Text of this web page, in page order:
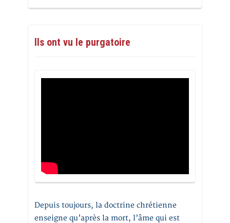
Ils ont vu le purgatoire
Depuis toujours, la doctrine chrétienne
enseigne qu’après la mort, l’âme qui est